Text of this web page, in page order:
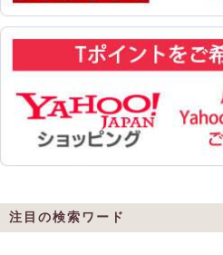
注目の検索ワード